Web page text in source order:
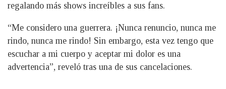
regalando más shows increíbles a sus fans.
“Me considero una guerrera. ¡Nunca renuncio, nunca me
rindo, nunca me rindo! Sin embargo, esta vez tengo que
escuchar a mi cuerpo y aceptar mi dolor es una
advertencia”, reveló tras una de sus cancelaciones.